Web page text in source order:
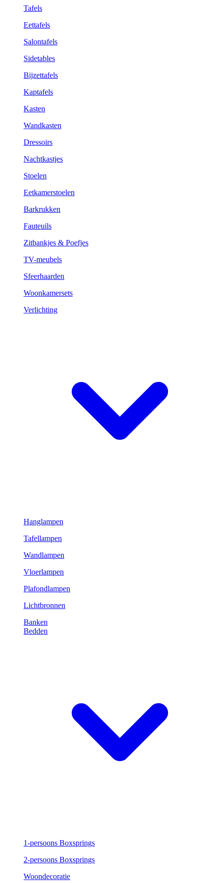
Tafels
Eettafels
Salontafels
Sidetables
Bijzettafels
Kaptafels
Kasten
Wandkasten
Dressoirs
Nachtkastjes
Stoelen
Eetkamerstoelen
Barkrukken
Fauteuils
Zitbankjes & Poefjes
TV-meubels
Sfeerhaarden
Woonkamersets
Verlichting
Hanglampen
Tafellampen
Wandlampen
Vloerlampen
Plafondlampen
Lichtbronnen
Banken
Bedden
1-persoons Boxsprings
2-persoons Boxsprings
Woondecoratie